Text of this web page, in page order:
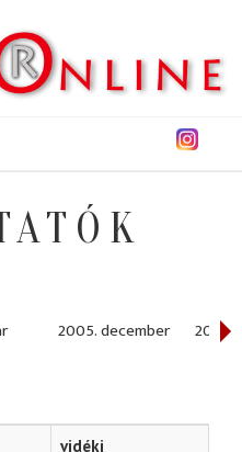
2005. december 2005.
vidéki